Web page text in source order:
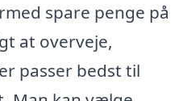
spare penge på
at overveje,
passer bedst til